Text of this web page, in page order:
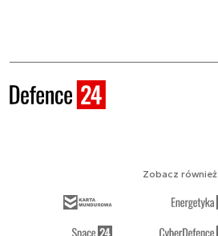
Zobacz również